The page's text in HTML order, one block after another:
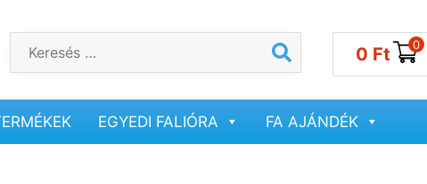
0 Ft 0
EGYEDI FALIÓRA FA AJÁNDÉK